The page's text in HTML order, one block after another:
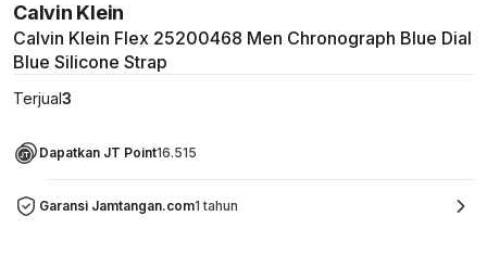
Calvin Klein
Calvin Klein Flex 25200468 Men Chronograph Blue Dial
Blue Silicone Strap
Terjual3
Dapatkan JT Point16.515
Garansi Jamtangan.com1 tahun